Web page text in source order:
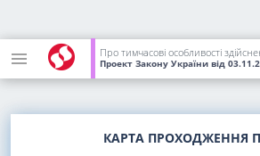
Проект Закону України від
КАРТА ПРОХОДЖЕННЯ